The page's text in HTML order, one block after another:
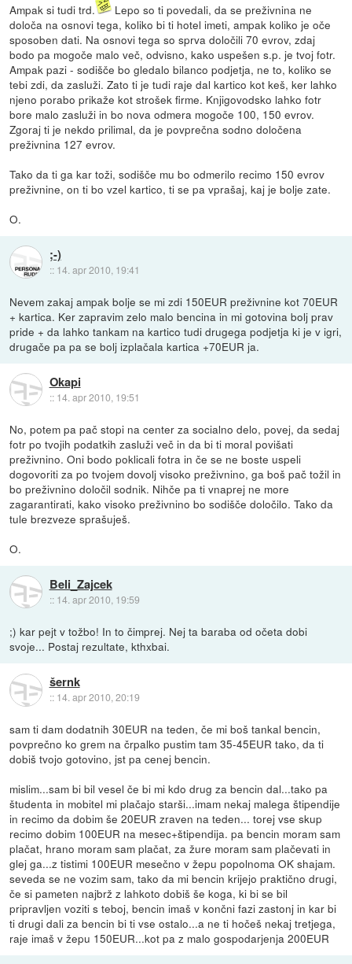
Ampak si tudi trd.
Lepo so ti povedali, da se preživnina ne
določa na osnovi tega, koliko bi ti hotel imeti, ampak koliko je oče
sposoben dati. Na osnovi tega so sprva določili 70 evrov, zdaj
bodo pa mogoče malo več, odvisno, kako uspešen s.p. je tvoj fotr.
Ampak pazi - sodišče bo gledalo bilanco podjetja, ne to, koliko se
tebi zdi, da zasluži. Zato ti je tudi raje dal kartico kot keš, ker lahko
njeno porabo prikaže kot strošek firme. Knjigovodsko lahko fotr
bore malo zasluži in bo nova odmera mogoče 100, 150 evrov.
Zgoraj ti je nekdo prilimal, da je povprečna sodno določena
preživnina 127 evrov.
Tako da ti ga kar toži, sodišče mu bo odmerilo recimo 150 evrov
preživnine, on ti bo vzel kartico, ti se pa vprašaj, kaj je bolje zate.
O.
;-)
:: 14. apr 2010, 19:41
Nevem zakaj ampak bolje se mi zdi 150EUR preživnine kot 70EUR
+ kartica. Ker zapravim zelo malo bencina in mi gotovina bolj prav
pride + da lahko tankam na kartico tudi drugega podjetja ki je v igri,
drugače pa pa se bolj izplačala kartica +70EUR ja.
Okapi
:: 14. apr 2010, 19:51
No, potem pa pač stopi na center za socialno delo, povej, da sedaj
fotr po tvojih podatkih zasluži več in da bi ti moral povišati
preživnino. Oni bodo poklicali fotra in če se ne boste uspeli
dogovoriti za po tvojem dovolj visoko preživnino, ga boš pač tožil in
bo preživnino določil sodnik. Nihče pa ti vnaprej ne more
zagarantirati, kako visoko preživnino bo sodišče določilo. Tako da
tule brezveze sprašuješ.
O.
Beli_Zajcek
:: 14. apr 2010, 19:59
;) kar pejt v tožbo! In to čimprej. Nej ta baraba od očeta dobi
svoje... Postaj rezultate, kthxbai.
šernk
:: 14. apr 2010, 20:19
sam ti dam dodatnih 30EUR na teden, če mi boš tankal bencin,
povprečno ko grem na črpalko pustim tam 35-45EUR tako, da ti
dobiš tvojo gotovino, jst pa cenej bencin.
mislim...sam bi bil vesel če bi mi kdo drug za bencin dal...tako pa
študenta in mobitel mi plačajo starši...imam nekaj malega štipendije
in recimo da dobim še 20EUR zraven na teden... torej vse skup
recimo dobim 100EUR na mesec+štipendija. pa bencin moram sam
plačat, hrano moram sam plačat, za žure moram sam plačevati in
glej ga...z tistimi 100EUR mesečno v žepu popolnoma OK shajam.
seveda se ne vozim sam, tako da mi bencin krijejo praktično drugi,
če si pameten najbrž z lahkoto dobiš še koga, ki bi se bil
pripravljen voziti s teboj, bencin imaš v končni fazi zastonj in kar bi
ti drugi dali za bencin bi ti vse ostalo...a ne ti hočeš nekaj tretjega,
raje imaš v žepu 150EUR...kot pa z malo gospodarjenja 200EUR